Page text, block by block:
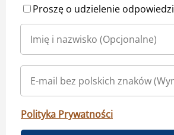
Proszę o udzielenie odpowiedzi
Polityka Prywatności